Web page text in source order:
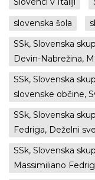
slovenska šola
SSk, Slovenska
Devin-Nabrežina,
SSk, Slovenska
slovenske občine,
SSk, Slovenska
Fedriga, Deželni
SSk, Slovenska
Massimiliano